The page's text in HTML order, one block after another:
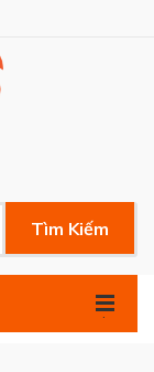
Tìm Kiếm
.